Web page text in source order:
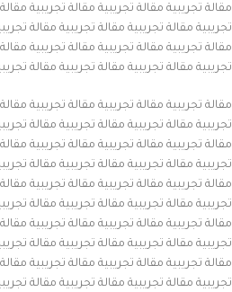
مقالة تجريبية مقالة تجريبية مقالة تجريبية
تجريبية مقالة تجريبية مقالة تجريبية مقالة
مقالة تجريبية مقالة تجريبية مقالة تجريبية
تجريبية مقالة تجريبية مقالة تجريبية مقالة
مقالة تجريبية مقالة تجريبية مقالة تجريبية
تجريبية مقالة تجريبية مقالة تجريبية مقالة
مقالة تجريبية مقالة تجريبية مقالة تجريبية
تجريبية مقالة تجريبية مقالة تجريبية مقالة
مقالة تجريبية مقالة تجريبية مقالة تجريبية
تجريبية مقالة تجريبية مقالة تجريبية مقالة
مقالة تجريبية مقالة تجريبية مقالة تجريبية
تجريبية مقالة تجريبية مقالة تجريبية مقالة
مقالة تجريبية مقالة تجريبية مقالة تجريبية
تجريبية مقالة تجريبية مقالة تجريبية مقالة